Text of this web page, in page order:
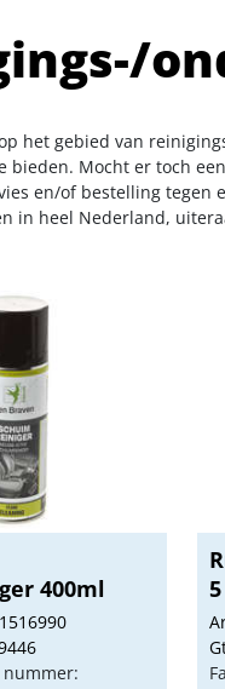
het gebied van
bieden. Mocht er toch
en/of bestelling tegen
in heel Nederland,
400ml